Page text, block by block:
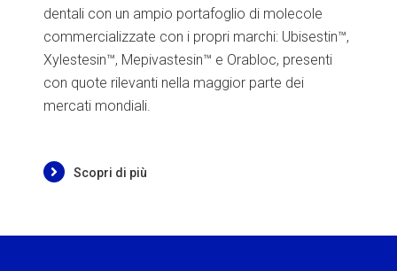
dentali con un ampio portafoglio di molecole
commercializzate con i propri marchi: Ubisestin™,
Xylestesin™, Mepivastesin™ e Orabloc, presenti
con quote rilevanti nella maggior parte dei
mercati mondiali.
Scopri di più